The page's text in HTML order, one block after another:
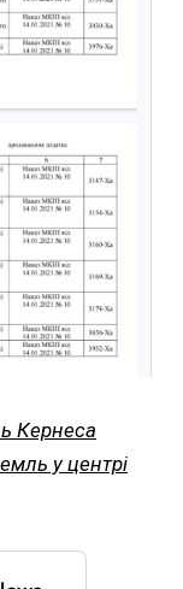
Кернеса
у центрі